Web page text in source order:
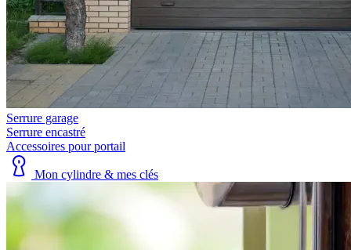
Serrure garage
Serrure encastré
Accessoires pour portail
Mon cylindre & mes clés